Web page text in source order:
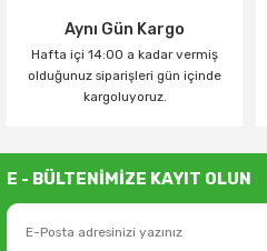
Aynı Gün Kargo
Hafta içi 14:00 a kadar vermiş
olduğunuz siparişleri gün içinde
kargoluyoruz.
E - BÜLTENİMİZE KAYIT OLUN